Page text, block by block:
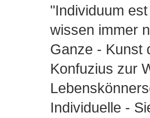
"Individuum
wissen immer
Ganze - Kunst
Konfuzius zur
Individuelle -